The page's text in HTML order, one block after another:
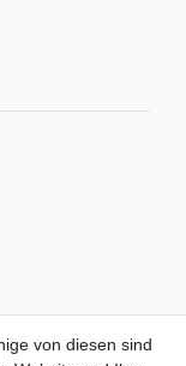
von diesen sind